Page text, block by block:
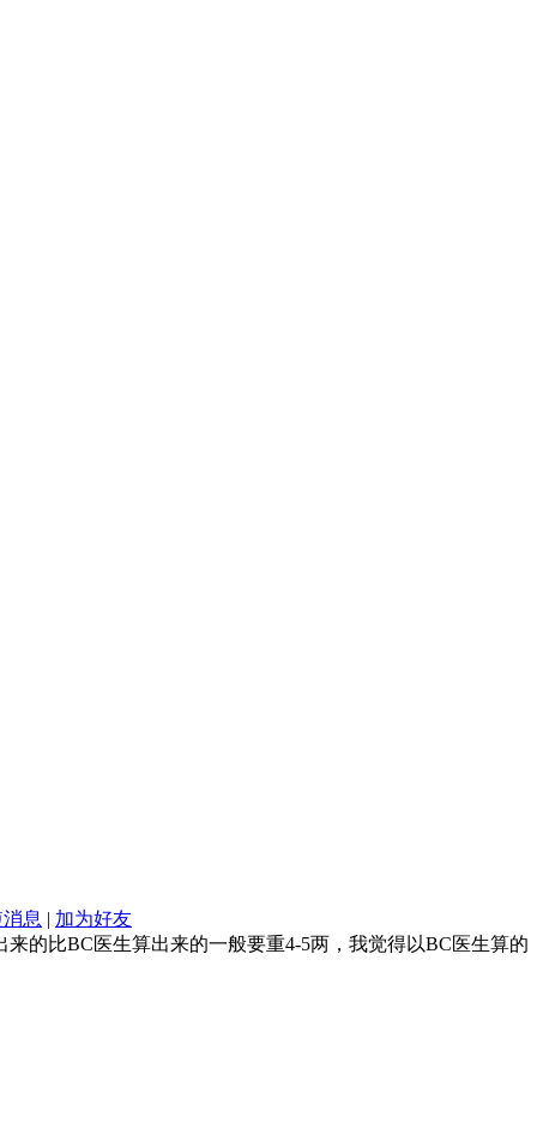
息 | 加为好友
的比BC医生算出来的一般要重4-5两，我觉得以BC医生算的